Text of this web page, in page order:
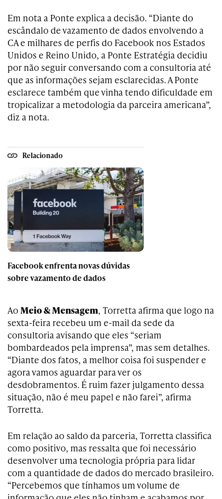
Em nota a Ponte explica a decisão. “Diante do
escândalo de vazamento de dados envolvendo a
CA e milhares de perfis do Facebook nos Estados
Unidos e Reino Unido, a Ponte Estratégia decidiu
por não seguir conversando com a consultoria até
que as informações sejam esclarecidas. A Ponte
esclarece também que vinha tendo dificuldade em
tropicalizar a metodologia da parceira americana”,
diz a nota.
Relacionado
Facebook enfrenta novas dúvidas
sobre vazamento de dados
Ao Meio & Mensagem, Torretta afirma que logo na
sexta-feira recebeu um e-mail da sede da
consultoria avisando que eles “seriam
bombardeados pela imprensa”, mas sem detalhes.
“Diante dos fatos, a melhor coisa foi suspender e
agora vamos aguardar para ver os
desdobramentos. É ruim fazer julgamento dessa
situação, não é meu papel e não farei”, afirma
Torretta.
Em relação ao saldo da parceria, Torretta classifica
como positivo, mas ressalta que foi necessário
desenvolver uma tecnologia própria para lidar
com a quantidade de dados do mercado brasileiro.
“Percebemos que tínhamos um volume de